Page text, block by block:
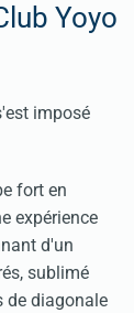
Yoyo
imposé
fort en
expérience
d'un
sublimé
de diagonale